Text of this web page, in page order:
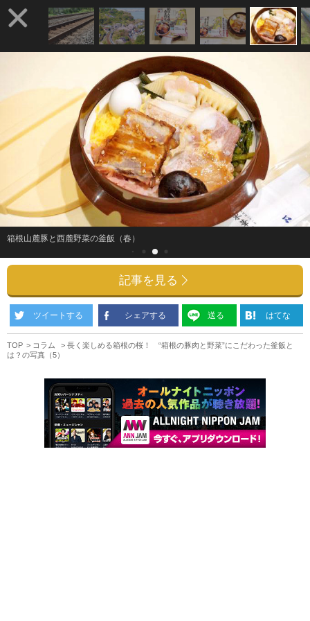
箱根山麓豚と西麓野菜の釜飯（春）
記事を見る
ツイートする シェアする 送る はてな
TOP コラム
長く楽しめる箱根の桜！ “箱根の豚肉と野菜”にこだわった釜飯と
は？の写真（5）